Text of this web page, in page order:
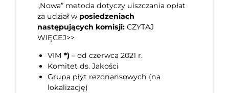
„Nowa” metoda dotyczy uiszczania opłat
za udział w posiedzeniach
następujących komisji: CZYTAJ
WIĘCEJ>>
VIM *) – od czerwca 2021 r.
Komitet ds. Jakości
Grupa płyt rezonansowych (na
lokalizację)